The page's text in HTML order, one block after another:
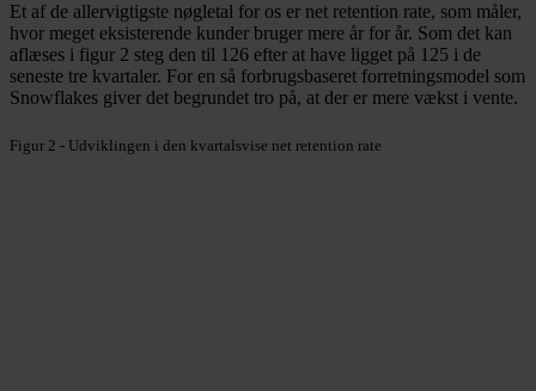
Et af de allervigtigste nøgletal for os er net retention rate, som måler,
hvor meget eksisterende kunder bruger mere år for år. Som det kan
aflæses i figur 2 steg den til 126 efter at have ligget på 125 i de
seneste tre kvartaler. For en så forbrugsbaseret forretningsmodel som
Snowflakes giver det begrundet tro på, at der er mere vækst i vente.
Figur 2 - Udviklingen i den kvartalsvise net retention rate